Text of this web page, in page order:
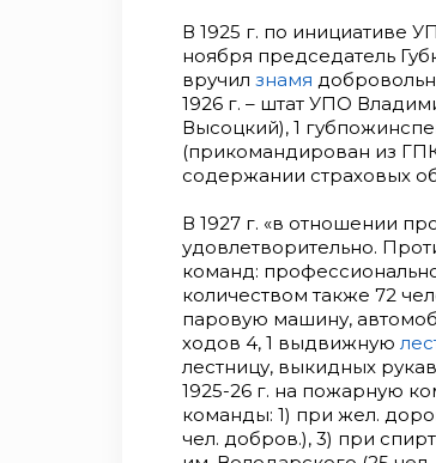
В 1925 г. по инициативе
ноября председатель
вручил знамя
1926 г. – штат УПО
Высоцкий), 1
(прикомандирован из
содержании страховых
В 1927 г. «в отношении
удовлетворительно.
команд:
количеством также 72
паровую машину,
ходов 4, 1 выдвижную
лестницу, выкидных
1925-26 г. на пожарную
команды: 1) при жел.
чел. добров.), 3) при